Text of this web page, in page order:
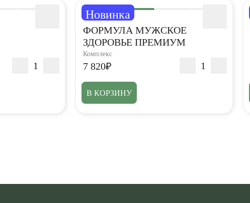
Новинка
5,0
ФОРМУЛА МУЖСКОЕ
ЗДОРОВЬЕ ПРЕМИУМ
Комплекс
7 820₽
В КОРЗИНУ